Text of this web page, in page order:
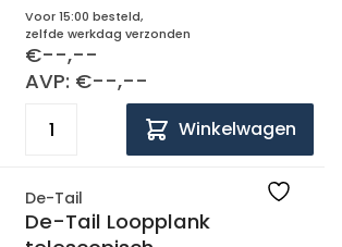
Voor 15:00 besteld,
zelfde werkdag verzonden
€--,--
AVP: €--,--
Winkelwagen
De-Tail
De-Tail Loopplank